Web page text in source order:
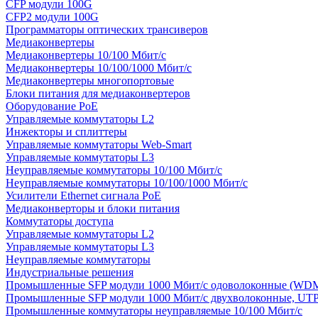
CFP модули 100G
CFP2 модули 100G
Программаторы оптических трансиверов
Медиаконвертеры
Медиаконвертеры 10/100 Мбит/с
Медиаконвертеры 10/100/1000 Мбит/c
Медиаконвертеры многопортовые
Блоки питания для медиаконвертеров
Оборудование PoE
Управляемые коммутаторы L2
Инжекторы и сплиттеры
Управляемые коммутаторы Web-Smart
Управляемые коммутаторы L3
Неуправляемые коммутаторы 10/100 Мбит/с
Неуправляемые коммутаторы 10/100/1000 Мбит/с
Усилители Ethernet сигнала PoE
Медиаконверторы и блоки питания
Коммутаторы доступа
Управляемые коммутаторы L2
Управляемые коммутаторы L3
Неуправляемые коммутаторы
Индустриальные решения
Промышленные SFP модули 1000 Мбит/c одоволоконные
Промышленные SFP модули 1000 Мбит/c двухволоконные,
Промышленные коммутаторы неуправляемые 10/100 Мбит/с